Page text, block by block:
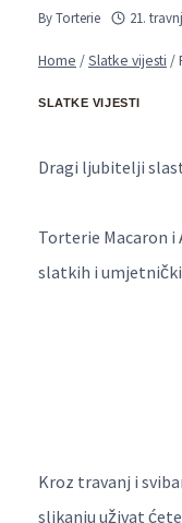
ByTorterie 21.
Home /Slatke vijesti /
SLATKE VIJESTI
Dragi ljubitelji
Torterie Macaron
slatkih i
Kroz travanj i
slikanju uživat